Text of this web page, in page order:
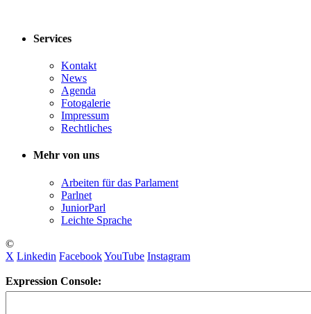
Services
Kontakt
News
Agenda
Fotogalerie
Impressum
Rechtliches
Mehr von uns
Arbeiten für das Parlament
Parlnet
JuniorParl
Leichte Sprache
©
X Linkedin FacebookYouTube Instagram
Expression Console: